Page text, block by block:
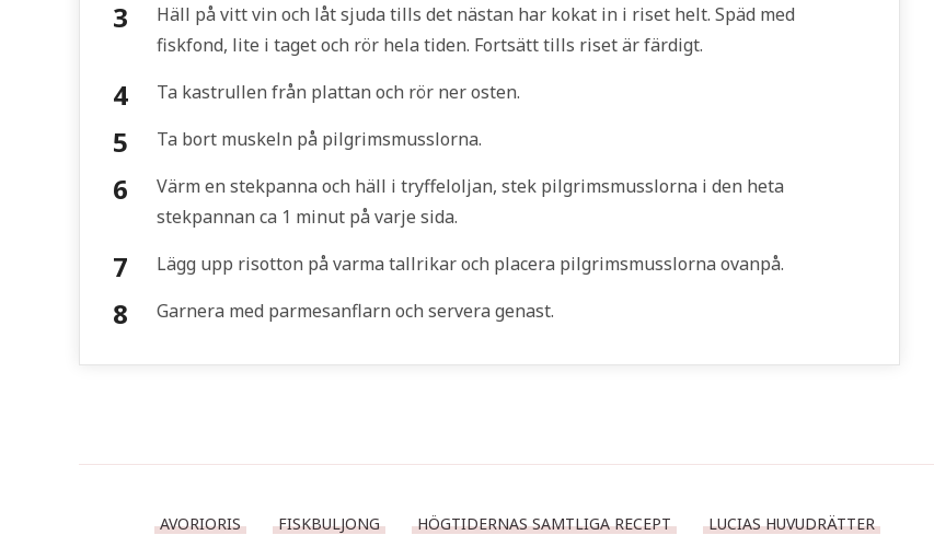
Häll på vitt vin och låt sjuda tills det nästan har kokat in i riset helt. Späd med
fiskfond, lite i taget och rör hela tiden. Fortsätt tills riset är färdigt.
Ta kastrullen från plattan och rör ner osten.
Ta bort muskeln på pilgrimsmusslorna.
Värm en stekpanna och häll i tryffeloljan, stek pilgrimsmusslorna i den heta
stekpannan ca 1 minut på varje sida.
Lägg upp risotton på varma tallrikar och placera pilgrimsmusslorna ovanpå.
Garnera med parmesanflarn och servera genast.
AVORIORIS FISKBULJONG HÖGTIDERNAS SAMTLIGA RECEPT
LUCIAS HUVUDRÄTTER